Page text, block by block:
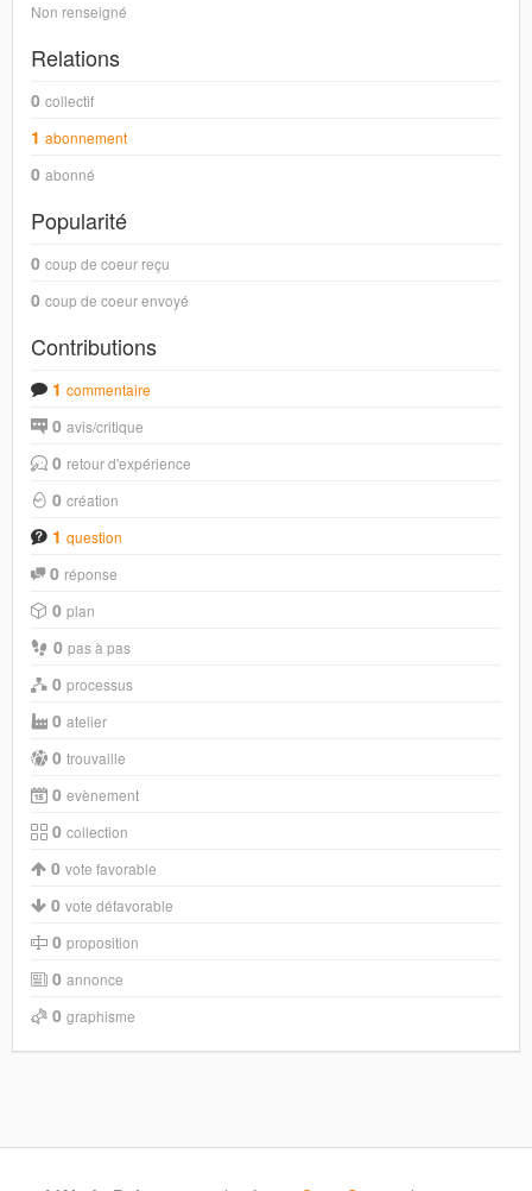
Non renseigné
Relations
0 collectif
1 abonnement
0 abonné
Popularité
0 coup de coeur reçu
0 coup de coeur envoyé
Contributions
1 commentaire
0 avis/critique
0 retour d'expérience
0 création
1 question
0 réponse
0 plan
0 pas à pas
0 processus
0 atelier
0 trouvaille
0 evènement
0 collection
0 vote favorable
0 vote défavorable
0 proposition
0 annonce
0 graphisme